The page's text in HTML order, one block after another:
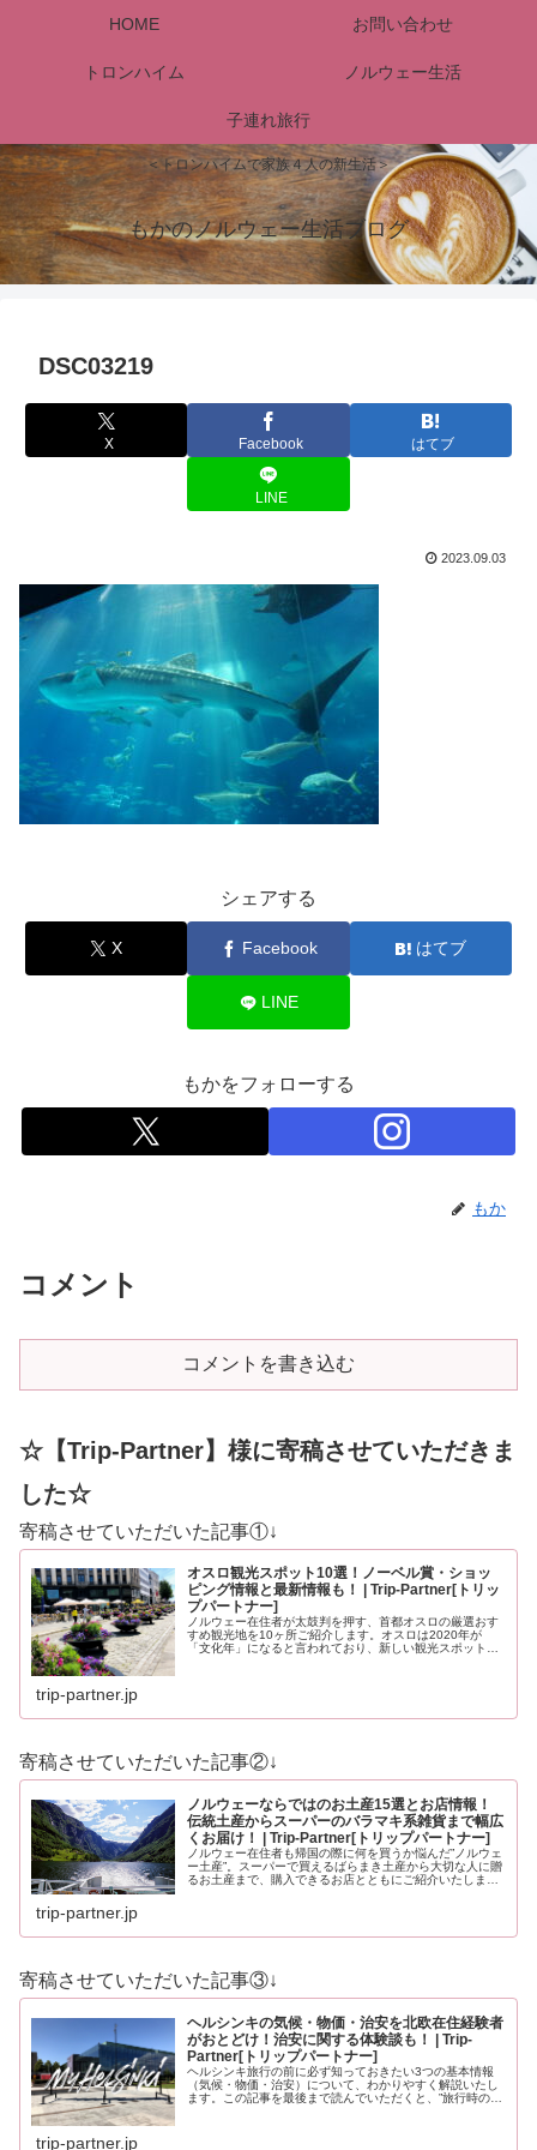
＜トロンハイムで家族４人の新生活＞
もかのノルウェー生活ブログ
HOME お問い合わせ
トロンハイム ノルウェー生活
子連れ旅行
DSC03219
X Facebook はてブ
LINE
2023.09.03
シェアする
X Facebook はてブ
LINE
もかをフォローする
もか
コメント
コメントを書き込む
☆【Trip-Partner】様に寄稿させていただきま
した☆
寄稿させていただいた記事①↓
オスロ観光スポット10選！ノーベル賞・ショッ
ピング情報と最新情報も！ | Trip-Partner[トリッ
プパートナー]
ノルウェー在住者が太鼓判を押す、首都オスロの厳選おす
すめ観光地を10ヶ所ご紹介します。オスロは2020年が
「文化年」になると言われており、新しい観光スポットも
trip-partner.jp
寄稿させていただいた記事②↓
ノルウェーならではのお土産15選とお店情報！
伝統土産からスーパーのバラマキ系雑貨まで幅広
くお届け！ | Trip-Partner[トリップパートナー]
ノルウェー在住者も帰国の際に何を買うか悩んだ”ノルウェ
ー土産”。スーパーで買えるばらまき土産から大切な人に贈
るお土産まで、購入できるお店とともにご紹介いたしま
trip-partner.jp
寄稿させていただいた記事③↓
ヘルシンキの気候・物価・治安を北欧在住経験者
がおとどけ！治安に関する体験談も！ | Trip-
Partner[トリップパートナー]
ヘルシンキ旅行の前に必ず知っておきたい3つの基本情報
（気候・物価・治安）について、わかりやすく解説いたし
ます。この記事を最後まで読んでいただくと、”旅行時の服
trip-partner.jp